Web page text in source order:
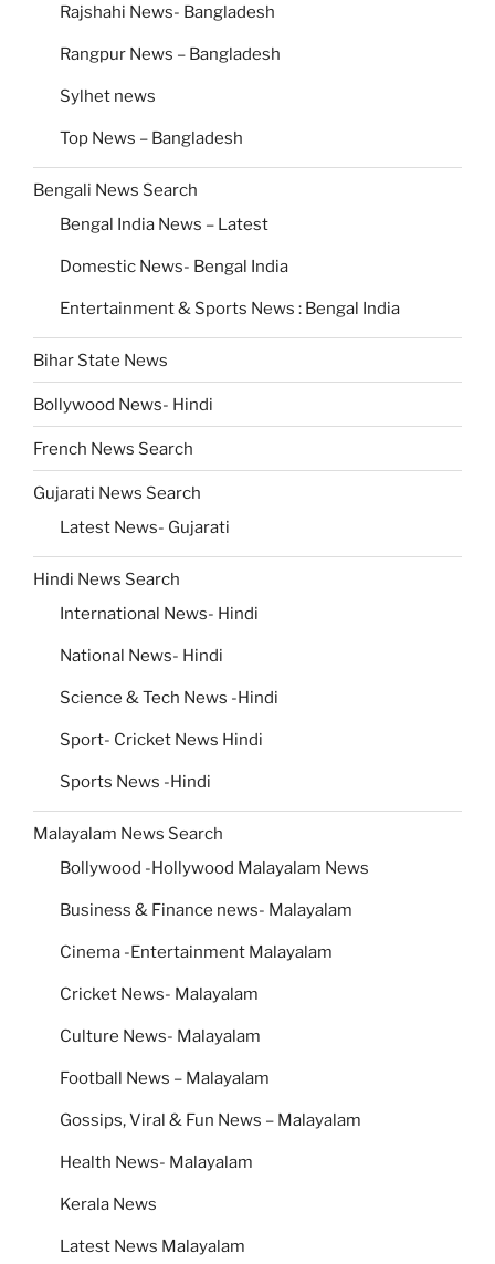
Rajshahi News- Bangladesh
Rangpur News – Bangladesh
Sylhet news
Top News – Bangladesh
Bengali News Search
Bengal India News – Latest
Domestic News- Bengal India
Entertainment & Sports News : Bengal India
Bihar State News
Bollywood News- Hindi
French News Search
Gujarati News Search
Latest News- Gujarati
Hindi News Search
International News- Hindi
National News- Hindi
Science & Tech News -Hindi
Sport- Cricket News Hindi
Sports News -Hindi
Malayalam News Search
Bollywood -Hollywood Malayalam News
Business & Finance news- Malayalam
Cinema -Entertainment Malayalam
Cricket News- Malayalam
Culture News- Malayalam
Football News – Malayalam
Gossips, Viral & Fun News – Malayalam
Health News- Malayalam
Kerala News
Latest News Malayalam